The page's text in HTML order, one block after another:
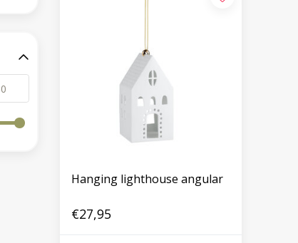
Hanging lighthouse angular
€27,95